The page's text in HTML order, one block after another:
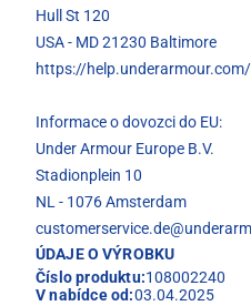
Hull St 120
USA - MD 21230 Baltimore
https://
Informace o dovozci do EU:
Under Armour Europe B.V.
Stadionplein 10
NL - 1076 Amsterdam
ÚDAJE O VÝROBKU
Číslo produktu:108002240
V nabídce od:03.04.2025